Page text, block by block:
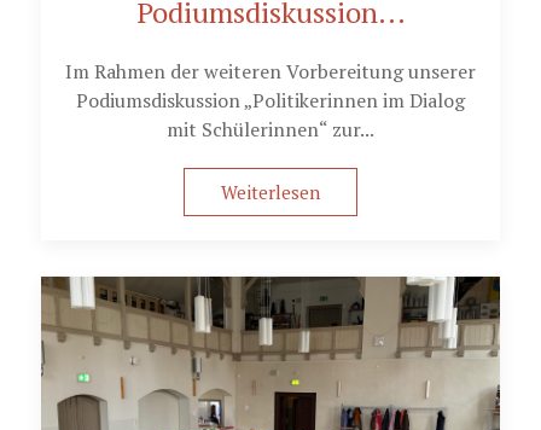
Podiumsdiskussion...
Im Rahmen der weiteren Vorbereitung unserer
Podiumsdiskussion „Politikerinnen im Dialog
mit Schülerinnen“ zur...
Weiterlesen